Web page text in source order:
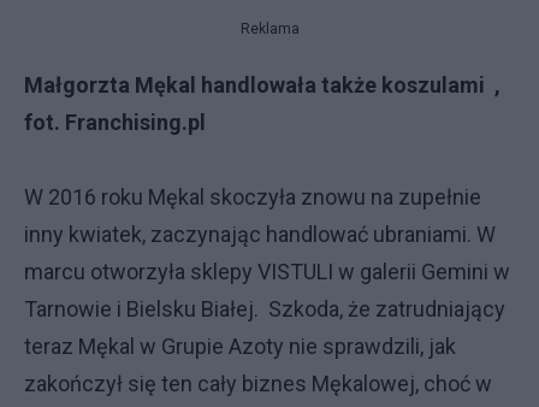
Reklama
Małgorzta Mękal handlowała także koszulami ,
fot. Franchising.pl
W 2016 roku Mękal skoczyła znowu na zupełnie
inny kwiatek, zaczynając handlować ubraniami. W
marcu otworzyła sklepy VISTULI w galerii Gemini w
Tarnowie i Bielsku Białej. Szkoda, że zatrudniający
teraz Mękal w Grupie Azoty nie sprawdzili, jak
zakończył się ten cały biznes Mękalowej, choć w